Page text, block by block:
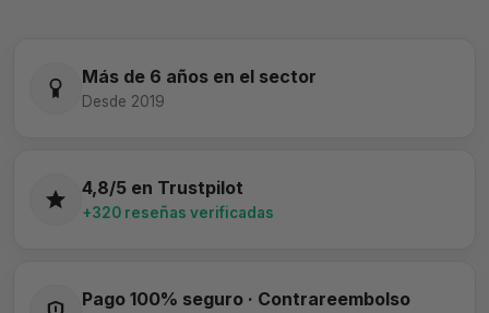
Más de 6 años en el sector
Desde 2019
4,8/5 en Trustpilot
+320 reseñas verificadas
Pago 100% seguro · Contrareembolso